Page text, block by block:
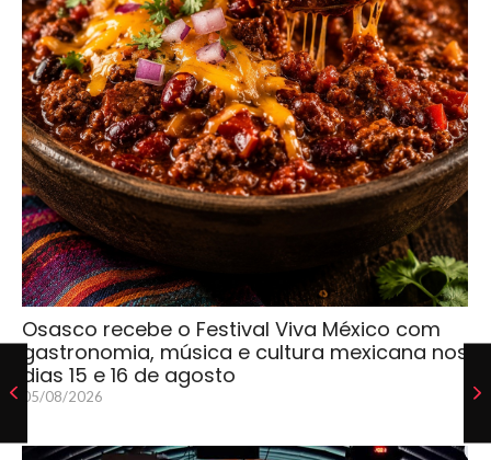
Osasco recebe o Festival Viva México com
gastronomia, música e cultura mexicana nos
dias 15 e 16 de agosto
05/08/2026